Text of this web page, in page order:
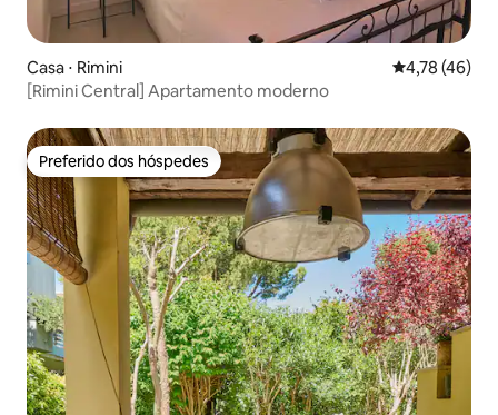
Casa ⋅ Rimini 4,78 de uma
4,78 (46)
[Rimini Central] Apartamento moderno
Preferido dos hóspedes
Preferido dos hóspedes